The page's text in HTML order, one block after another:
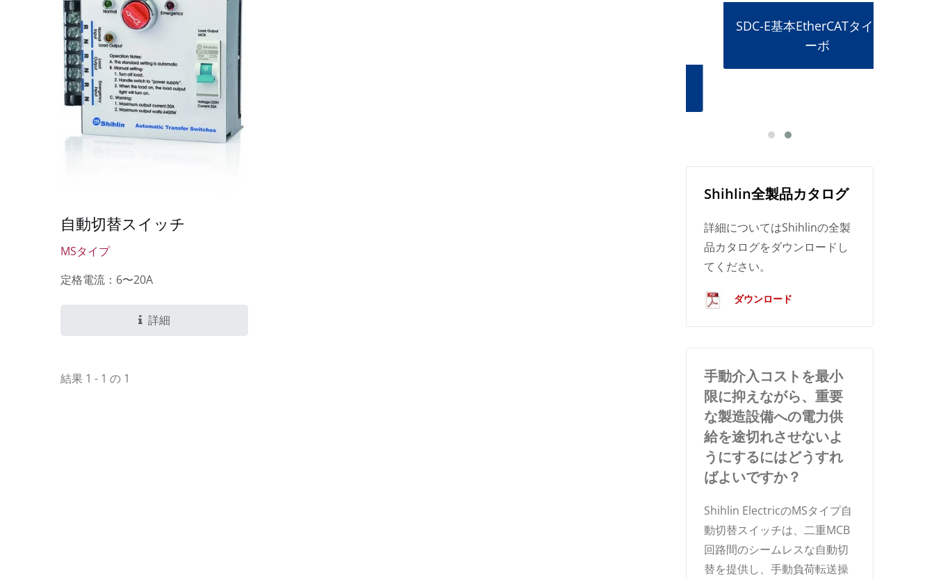
自動切替スイッチ
MSタイプ
定格電流：6〜20A
詳細
結果 1 - 1 の 1
エア回路ブレーカー
SDC-E基本EtherCATタイプサ
Shihlin全製品カタログ
詳細についてはShihlinの全製
品カタログをダウンロードし
てください。
ダウンロード
手動介入コストを最小
限に抑えながら、重要
な製造設備への電力供
給を途切れさせないよ
うにするにはどうすれ
ばよいですか？
Shihlin ElectricのMSタイプ自
動切替スイッチは、二重MCB
回路間のシームレスな自動切
替を提供し、手動負荷転送操